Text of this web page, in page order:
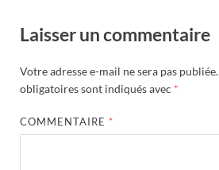
Laisser un commentaire
Votre adresse e-mail ne sera pas publiée.
obligatoires sont indiqués avec *
COMMENTAIRE *